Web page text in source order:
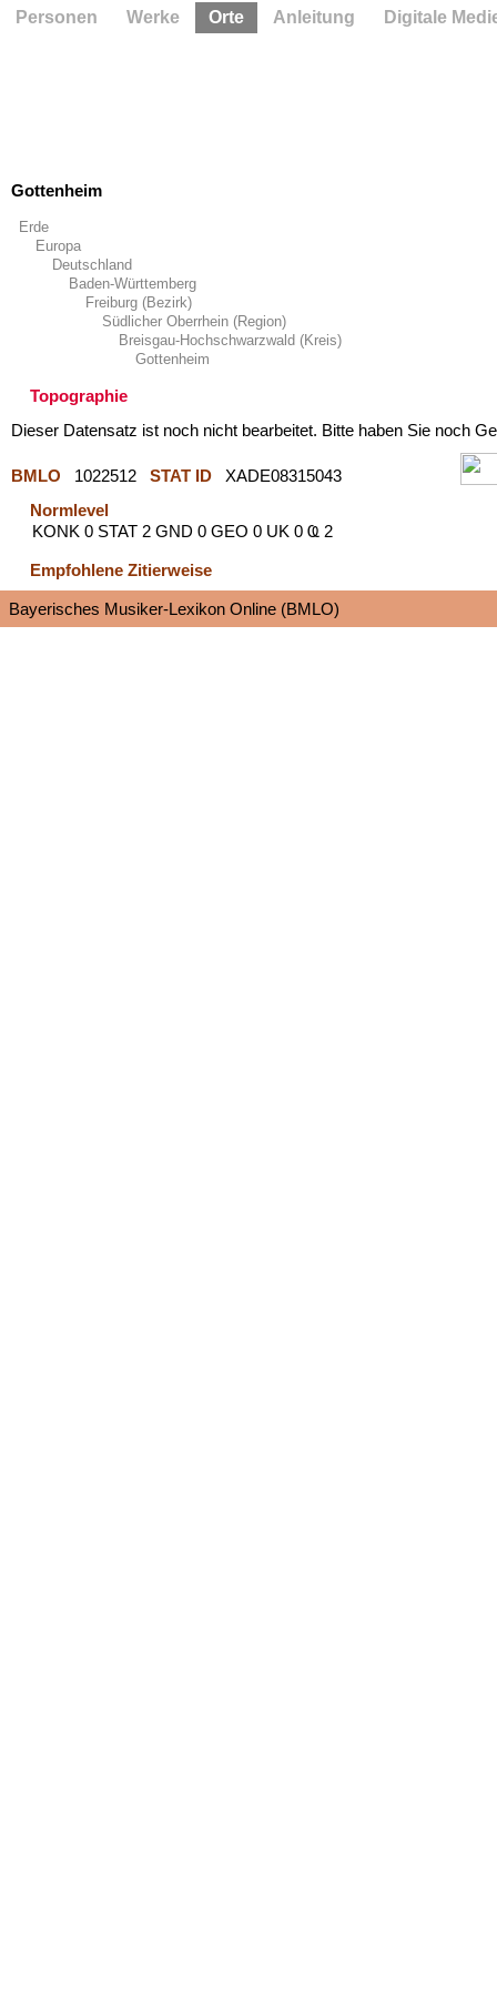
Gottenheim
Erde
Europa
Deutschland
Baden-Württemberg
Freiburg (Bezirk)
Südlicher Oberrhein (Region)
Breisgau-Hochschwarzwald (Kreis)
Gottenheim
Topographie
Dieser Datensatz ist noch nicht bearbeitet. Bitte haben Sie noch
BMLO 1022512 STAT ID
XADE08315043
Normlevel
KONK 0 STAT 2 GND 0 GEO 0 UK 0 Ҩ 2
Empfohlene Zitierweise
Bayerisches Musiker-Lexikon Online (BMLO)
Personen Werke Orte Anleitung Digitale